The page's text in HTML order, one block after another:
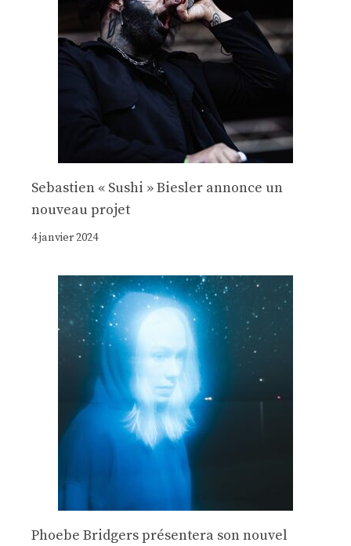
Sebastien « Sushi » Biesler annonce un
nouveau projet
4 janvier 2024
Phoebe Bridgers présentera son nouvel